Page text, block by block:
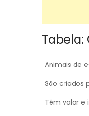
Animais de
São criados
Têm valor e